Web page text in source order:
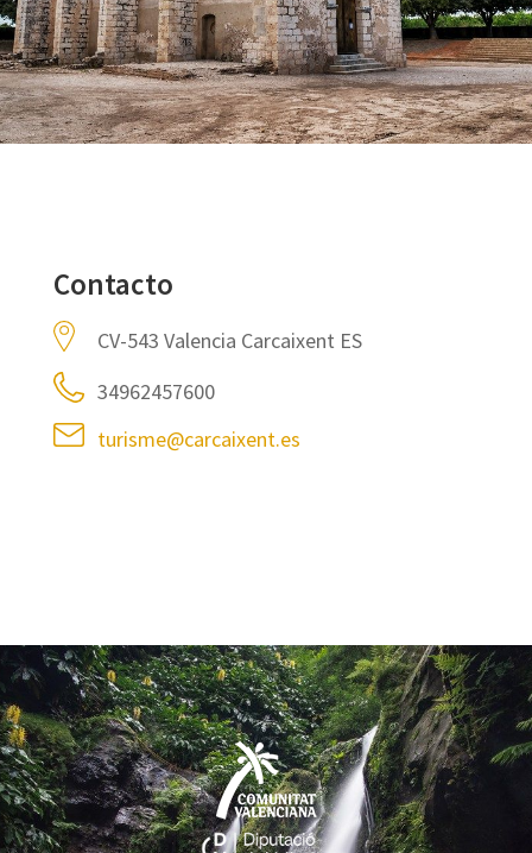
Contacto
CV-543 Valencia Carcaixent ES
34962457600
turisme@carcaixent.es